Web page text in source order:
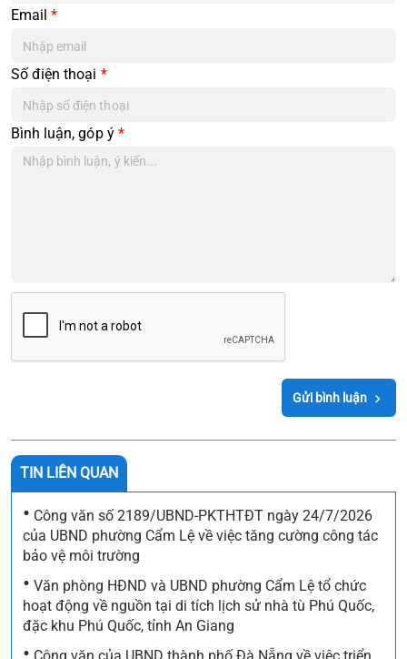
Email*
Số điện thoại *
Bình luận, góp ý *
Gửi bình luận
TIN LIÊN QUAN
• Công văn số 2189/UBND-PKTHTĐT ngày 24/7/2026
của UBND phường Cẩm Lệ về việc tăng cường công tác
bảo vệ môi trường
• Văn phòng HĐND và UBND phường Cẩm Lệ tổ chức
hoạt động về nguồn tại di tích lịch sử nhà tù Phú Quốc,
đặc khu Phú Quốc, tỉnh An Giang
•